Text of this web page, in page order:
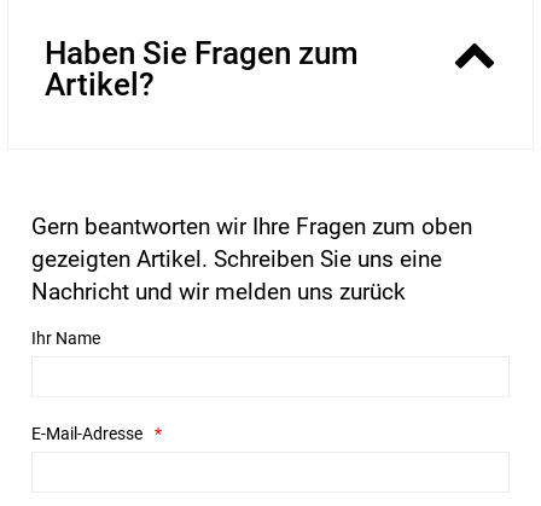
Haben Sie Fragen zum
Artikel?
Gern beantworten wir Ihre Fragen zum oben
gezeigten Artikel. Schreiben Sie uns eine
Nachricht und wir melden uns zurück
Ihr Name
E-Mail-Adresse